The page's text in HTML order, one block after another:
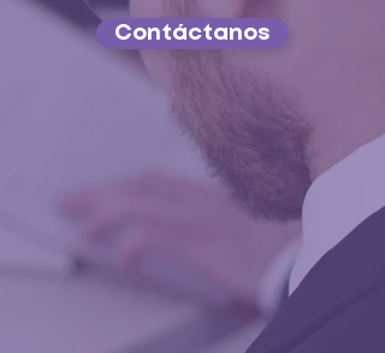
Contáctanos